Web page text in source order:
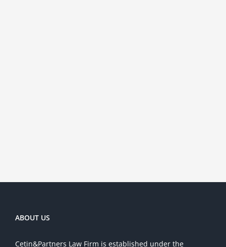
ABOUT US
Cetin&Partners Law Firm is established under the